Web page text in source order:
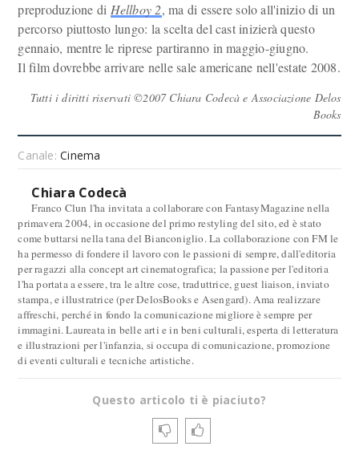
preproduzione di Hellboy 2, ma di essere solo all'inizio di un
percorso piuttosto lungo: la scelta del cast inizierà questo
gennaio, mentre le riprese partiranno in maggio-giugno.
Il film dovrebbe arrivare nelle sale americane nell'estate 2008.
Tutti i diritti riservati ©2007 Chiara Codecà e Associazione Delos
Books
Canale:Cinema
Chiara Codecà
Franco Clun l'ha invitata a collaborare con FantasyMagazine nella
primavera 2004, in occasione del primo restyling del sito, ed è stato
come buttarsi nella tana del Bianconiglio. La collaborazione con FM le
ha permesso di fondere il lavoro con le passioni di sempre, dall'editoria
per ragazzi alla concept art cinematografica; la passione per l'editoria
l'ha portata a essere, tra le altre cose, traduttrice, guest liaison, inviato
stampa, e illustratrice (per DelosBooks e Asengard). Ama realizzare
affreschi, perché in fondo la comunicazione migliore è sempre per
immagini. Laureata in belle arti e in beni culturali, esperta di letteratura
e illustrazioni per l'infanzia, si occupa di comunicazione, promozione
di eventi culturali e tecniche artistiche.
Questo articolo ti è piaciuto?